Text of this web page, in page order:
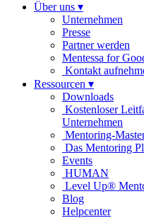
Über uns ▾
Unternehmen
Presse
Partner werden
Mentessa for
Kontakt
Ressourcen ▾
Downloads
Kostenloser
Unternehmen
Mentoring-
Das Mentoring
Events
HUMAN
Level Up®
Blog
Helpcenter